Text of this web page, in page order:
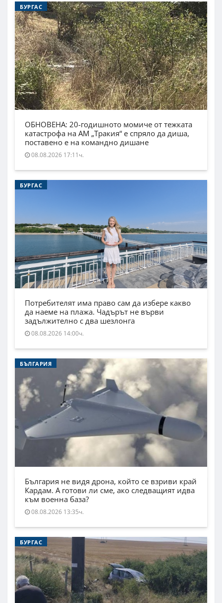
БУРГАС
ОБНОВЕНА: 20-годишното момиче от тежката
катастрофа на АМ „Тракия“ е спряло да диша,
поставено е на командно дишане
08.08.2026 17:11ч.
БУРГАС
Потребителят има право сам да избере какво
да наеме на плажа. Чадърът не върви
задължително с два шезлонга
08.08.2026 14:00ч.
БЪЛГАРИЯ
България не видя дрона, който се взриви край
Кардам. А готови ли сме, ако следващият идва
към военна база?
08.08.2026 13:35ч.
БУРГАС